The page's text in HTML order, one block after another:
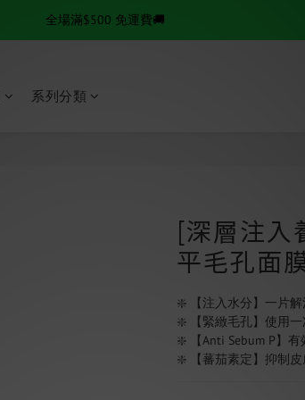
✨逆齡秘訣✨ 金絲拉提套組熱賣中
✨逆齡秘訣✨ 金絲拉提套組熱賣中
✨逆齡秘訣✨ 金絲拉提套組熱賣中
系列分類
[深層注入
平毛孔面
❇️ 【注入水分】一片
❇️ 【緊緻毛孔】使用
❇️ 【Anti Sebum P】
❇️ 【蕃茄素定】抑制